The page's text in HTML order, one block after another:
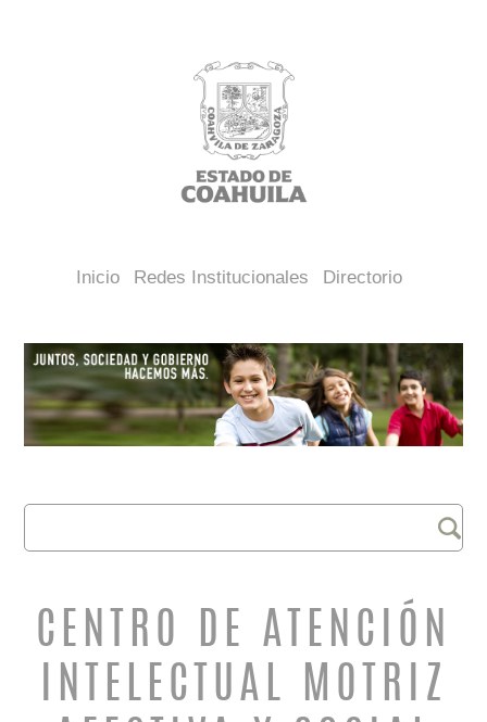
Inicio Redes Institucionales Directorio
FORMULARIO DE
BÚSQUEDA
Buscar
CENTRO DE ATENCIÓN
INTELECTUAL MOTRIZ